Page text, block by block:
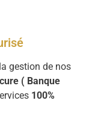
gestion de nos
( Banque
100%